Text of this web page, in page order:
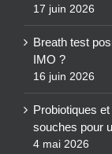
17 juin 2026
Breath test
IMO ?
16 juin 2026
Probiotiques
souches pour
4 mai 2026